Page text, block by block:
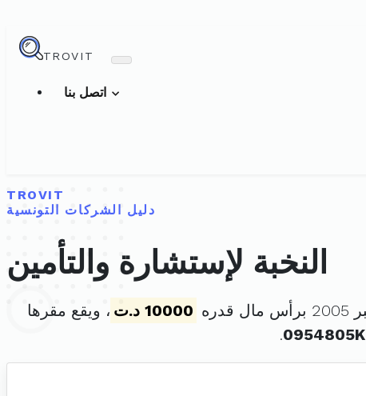
TROVIT
TROVIT
دليل الشركات التونسية
النخبة لإستشارة والتأمين
10000 د.ت
، ويقع مقرها
0954805K
.